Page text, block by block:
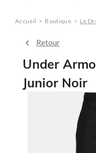
Accueil > Boutique > Le
Retour
Under
Junior Noir